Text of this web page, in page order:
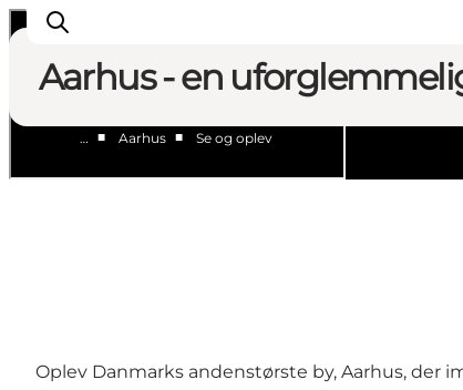
Favrskov
… ■ Aarhus ■ Se og oplev
Aarhus - en
Oplev Danmarks andenstørste by, Aarhus,